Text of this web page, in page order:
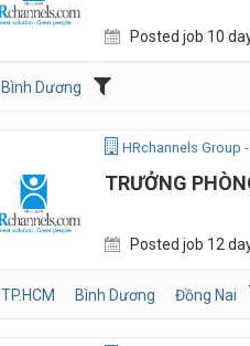
Posted job 10
Bình Dương
HRchannels Group
TRƯỞNG
Posted job 12
TP.HCM Bình Dương Đồng Nai